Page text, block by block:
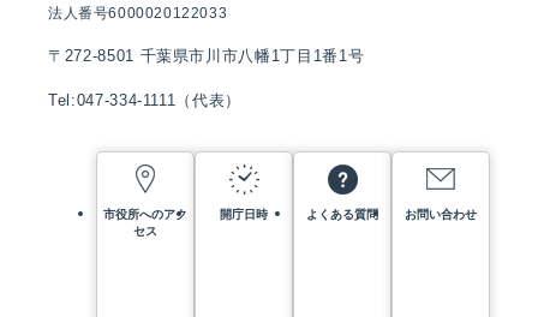
法人番号6000020122033
〒272-8501 千葉県市川市八幡1丁目1番1号
Tel:047-334-1111（代表）
市役所へのアク
セス
開庁日時 よくある質問 お問い合わせ